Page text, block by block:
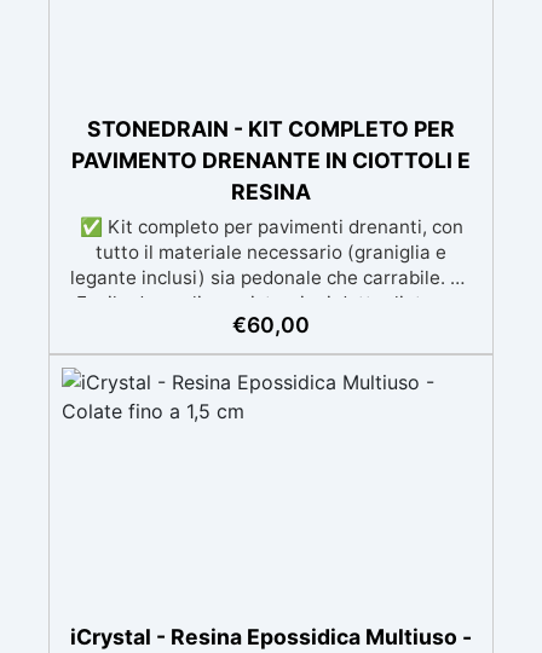
STONEDRAIN - KIT COMPLETO PER
PAVIMENTO DRENANTE IN CIOTTOLI E
RESINA
✅ Kit completo per pavimenti drenanti, con
tutto il materiale necessario (graniglia e
legante inclusi) sia pedonale che carrabile. ✅
Facile da applicare: istruzioni dettagliate per
risultati impeccabili, senza bisogno di
esperienza, con assistenza video/telefonica
gratuita ✅ Economico e Veloce: rinnova le
superfici con una spesa minima, evitando
costosi lavori di ripristino, in appena 24h ✅
€60,00
iCrystal - Resina Epossidica Multiuso -